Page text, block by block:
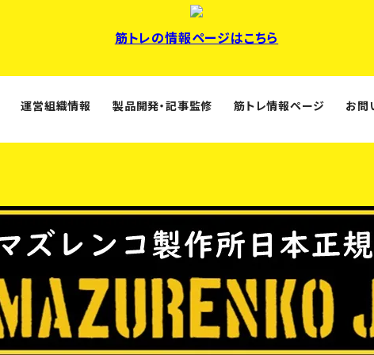
筋トレの情報ページはこちら
運営組織情報 製品開発・記事監修 筋トレ情報ページ お問